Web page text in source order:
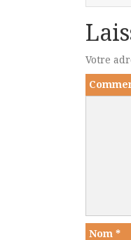
Votre
Nom *